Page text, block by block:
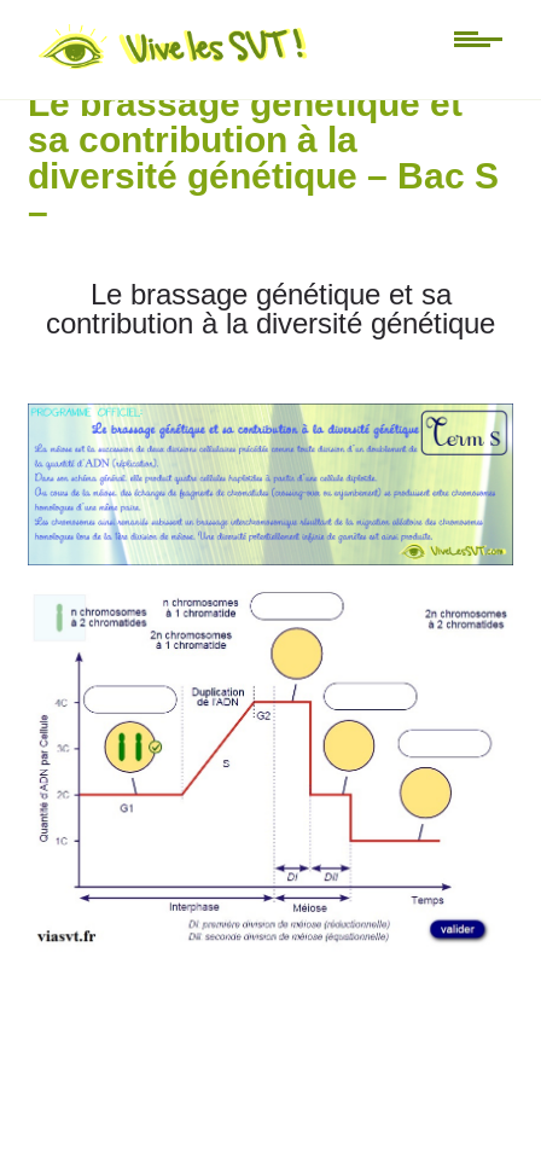
Lycée
Le brassage génétique et
sa contribution à la
diversité génétique – Bac S
–
Le brassage génétique et sa
contribution à la diversité génétique